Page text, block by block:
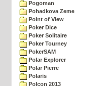
Pogoman
Pohadkova Zeme
Point of View
Poker Dice
Poker Solitaire
Poker Tourney
PokerSAM
Polar Explorer
Polar Pierre
Polaris
Polcon 2013